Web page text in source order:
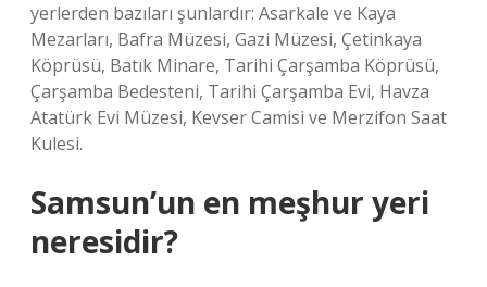
yerlerden bazıları şunlardır: Asarkale ve Kaya
Mezarları, Bafra Müzesi, Gazi Müzesi, Çetinkaya
Köprüsü, Batık Minare, Tarihi Çarşamba Köprüsü,
Çarşamba Bedesteni, Tarihi Çarşamba Evi, Havza
Atatürk Evi Müzesi, Kevser Camisi ve Merzifon Saat
Kulesi.
Samsun’un en meşhur yeri
neresidir?